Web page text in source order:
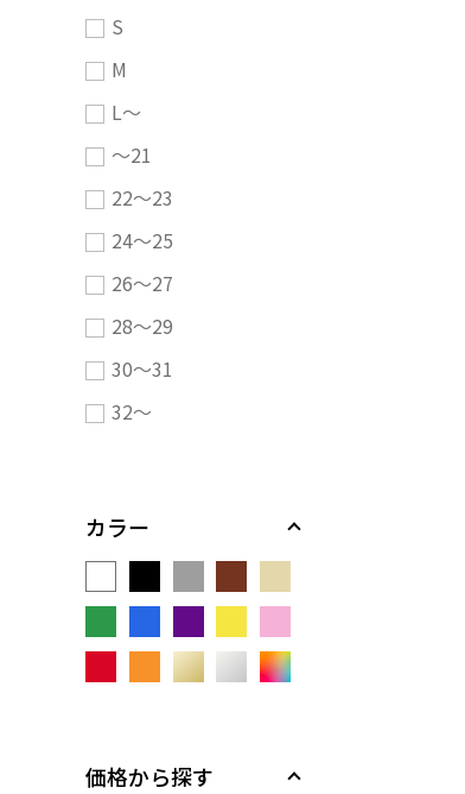
S
M
L～
～21
22～23
24～25
26～27
28～29
30～31
32～
カラー
価格から探す